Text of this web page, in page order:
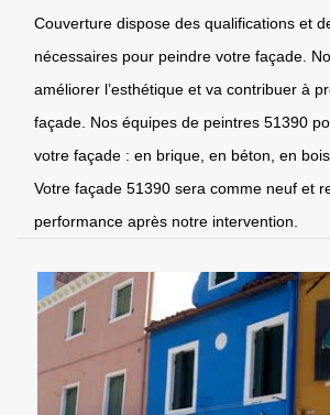
Couverture dispose des qualifications et
nécessaires pour peindre votre façade.
améliorer l’esthétique et va contribuer à
façade. Nos équipes de peintres 51390
votre façade : en brique, en béton, en
Votre façade 51390 sera comme neuf et
performance après notre intervention.